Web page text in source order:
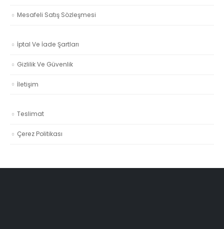
Mesafeli Satış Sözleşmesi
İptal Ve İade Şartları
Gizlilik Ve Güvenlik
İletişim
Teslimat
Çerez Politikası